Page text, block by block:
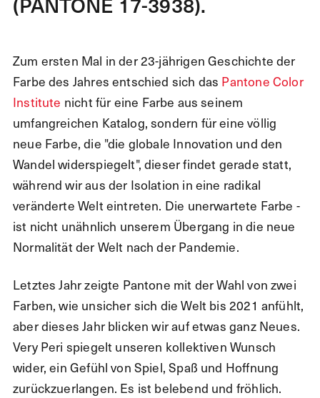
Zum ersten Mal in der 23-jährigen Geschichte der
Farbe des Jahres entschied sich das Pantone Color
Institute nicht für eine Farbe aus seinem
umfangreichen Katalog, sondern für eine völlig
neue Farbe, die "die globale Innovation und den
Wandel widerspiegelt", dieser findet gerade statt,
während wir aus der Isolation in eine radikal
veränderte Welt eintreten. Die unerwartete Farbe -
ist nicht unähnlich unserem Übergang in die neue
Normalität der Welt nach der Pandemie.
Letztes Jahr zeigte Pantone mit der Wahl von zwei
Farben, wie unsicher sich die Welt bis 2021 anfühlt,
aber dieses Jahr blicken wir auf etwas ganz Neues.
Very Peri spiegelt unseren kollektiven Wunsch
wider, ein Gefühl von Spiel, Spaß und Hoffnung
zurückzuerlangen. Es ist belebend und fröhlich.